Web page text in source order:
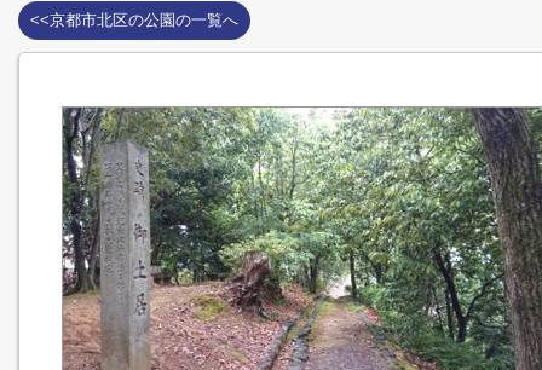
<<京都市北区の公園の一覧へ